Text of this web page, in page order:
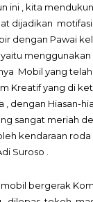
ini , kita
dijadikan
dengan Pawai
Mobil yang
Kreatif yang di
, dengan Hiasan-
sangat meriah
kendaraan roda
Suroso .
mobil bergerak